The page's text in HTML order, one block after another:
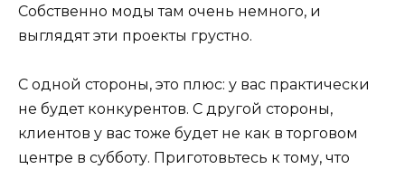
Собственно моды там очень немного, и
выглядят эти проекты грустно.
С одной стороны, это плюс: у вас практически
не будет конкурентов. С другой стороны,
клиентов у вас тоже будет не как в торговом
центре в субботу. Приготовьтесь к тому, что